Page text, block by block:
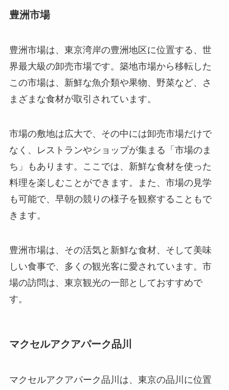
豊洲市場
豊洲市場は、東京湾岸の豊洲地区に位置する、世
界最大級の卸売市場です。築地市場から移転した
この市場は、新鮮な魚介類や果物、野菜など、さ
まざまな食材が取引されています。
市場の敷地は広大で、その中には卸売市場だけで
なく、レストランやショップが集まる「市場のま
ち」もあります。ここでは、新鮮な食材を使った
料理を楽しむことができます。また、市場の見学
も可能で、早朝の競りの様子を観察することもで
きます。
豊洲市場は、その活気と新鮮な食材、そして美味
しい食事で、多くの観光客に愛されています。市
場の訪問は、東京観光の一部としておすすめで
す。
マクセルアクアパーク品川
マクセルアクアパーク品川は、東京の品川に位置